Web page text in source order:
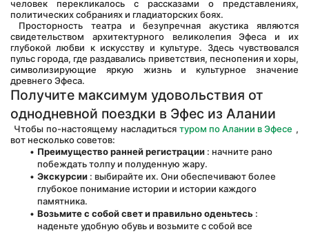
человек перекликалось с рассказами о представлениях,
политических собраниях и гладиаторских боях.
свидетельством архитектурного великолепия Эфеса и их
глубокой любви к искусству и культуре. Здесь чувствовался
пульс города, где раздавались приветствия, песнопения и хоры,
символизирующие яркую жизнь и культурное значение
древнего Эфеса.
Получите максимум удовольствия от
однодневной поездки в Эфес из Алании
Чтобы по-настоящему насладиться туром по Алании в Эфесе ,
вот несколько советов:
Преимущество ранней регистрации : начните рано
побеждать толпу и полуденную жару.
Экскурсии : выбирайте их. Они обеспечивают более
глубокое понимание истории и истории каждого
памятника.
Возьмите с собой свет и правильно оденьтесь :
наденьте удобную обувь и возьмите с собой все